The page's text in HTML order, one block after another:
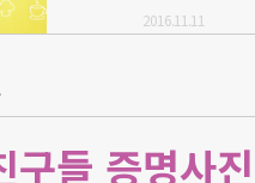
2016.11.11
구들 증명사